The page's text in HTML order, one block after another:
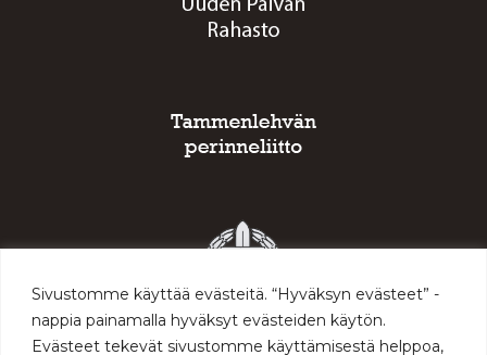
Sivustomme käyttää evästeitä. “Hyväksyn evästeet” -
nappia painamalla hyväksyt evästeiden käytön.
Evästeet tekevät sivustomme käyttämisestä helppoa,